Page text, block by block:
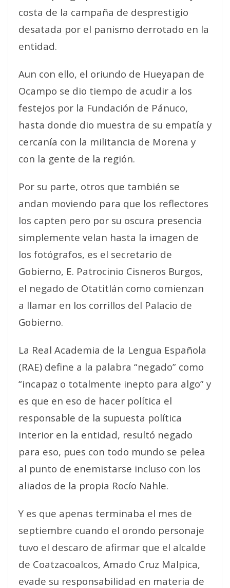
costa de la campaña de desprestigio
desatada por el panismo derrotado en la
entidad.
Aun con ello, el oriundo de Hueyapan de
Ocampo se dio tiempo de acudir a los
festejos por la Fundación de Pánuco,
hasta donde dio muestra de su empatía y
cercanía con la militancia de Morena y
con la gente de la región.
Por su parte, otros que también se
andan moviendo para que los reflectores
los capten pero por su oscura presencia
simplemente velan hasta la imagen de
los fotógrafos, es el secretario de
Gobierno, E. Patrocinio Cisneros Burgos,
el negado de Otatitlán como comienzan
a llamar en los corrillos del Palacio de
Gobierno.
La Real Academia de la Lengua Española
(RAE) define a la palabra “negado” como
“incapaz o totalmente inepto para algo” y
es que en eso de hacer política el
responsable de la supuesta política
interior en la entidad, resultó negado
para eso, pues con todo mundo se pelea
al punto de enemistarse incluso con los
aliados de la propia Rocío Nahle.
Y es que apenas terminaba el mes de
septiembre cuando el orondo personaje
tuvo el descaro de afirmar que el alcalde
de Coatzacoalcos, Amado Cruz Malpica,
evade su responsabilidad en materia de